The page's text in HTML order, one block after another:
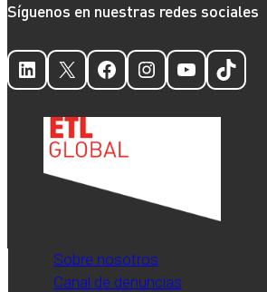
Síguenos en nuestras redes sociales
LinkedIn
X Facebook
Instagram
YouTube
TikTok
Sobre nosotros
Canal de denuncias